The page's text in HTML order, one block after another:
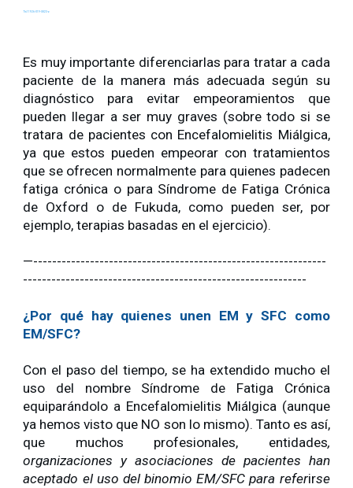
7/s11926-019-0823-z
Es muy importante diferenciarlas para tratar a cada
paciente de la manera más adecuada según su
diagnóstico para evitar empeoramientos que
pueden llegar a ser muy graves (sobre todo si se
tratara de pacientes con Encefalomielitis Miálgica,
ya que estos pueden empeorar con tratamientos
que se ofrecen normalmente para quienes padecen
fatiga crónica o para Síndrome de Fatiga Crónica
de Oxford o de Fukuda, como pueden ser, por
ejemplo, terapias basadas en el ejercicio).
—--------------------------------------------------------------
------------------------------------------------------------
¿Por qué hay quienes unen EM y SFC como
EM/SFC?
Con el paso del tiempo, se ha extendido mucho el
uso del nombre Síndrome de Fatiga Crónica
equiparándolo a Encefalomielitis Miálgica (aunque
ya hemos visto que NO son lo mismo). Tanto es así,
que muchos profesionales, entidades,
organizaciones y asociaciones de pacientes han
aceptado el uso del binomio EM/SFC para referirse